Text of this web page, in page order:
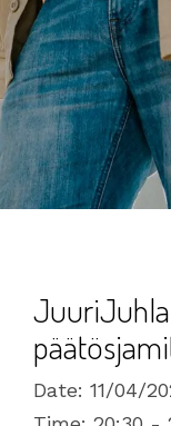
Date: 11/04/